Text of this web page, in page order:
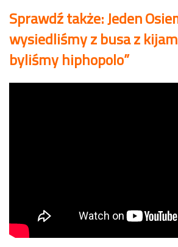
Sprawdź także: Jeden
wysiedliśmy z busa z
byliśmy hiphopolo”